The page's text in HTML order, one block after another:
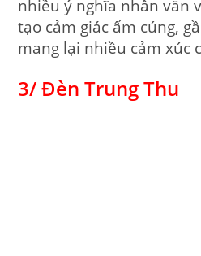
nhiều ý nghĩa nhân văn
tạo cảm giác ấm cúng,
mang lại nhiều cảm xúc
3/ Đèn Trung Thu